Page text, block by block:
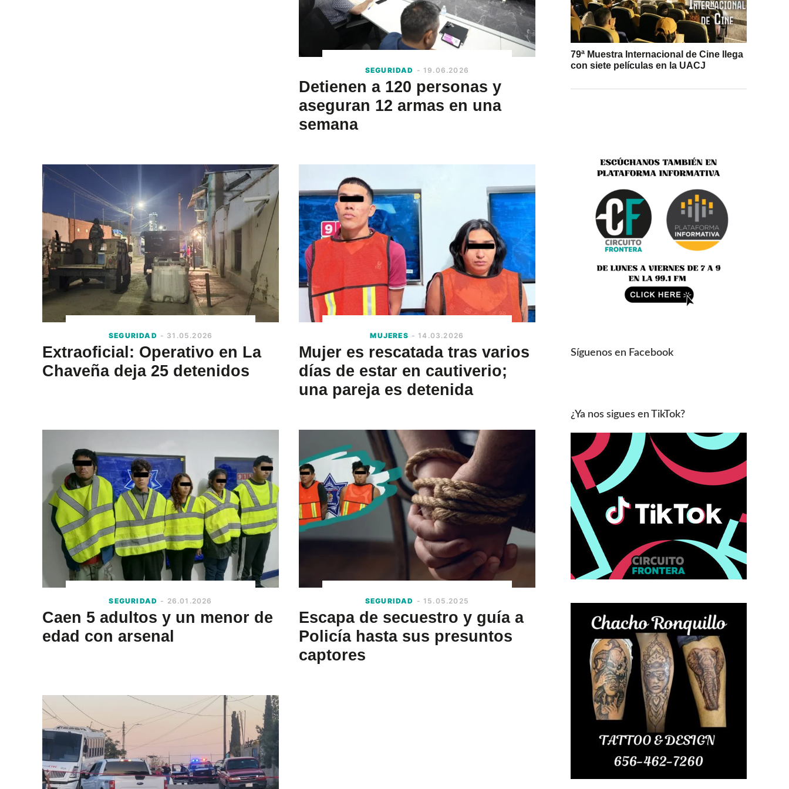
SEGURIDAD - 19.06.2026
Detienen a 120 personas y
aseguran 12 armas en una
semana
SEGURIDAD - 31.05.2026
Extraoficial: Operativo en La
Chaveña deja 25 detenidos
MUJERES - 14.03.2026
Mujer es rescatada tras varios
días de estar en cautiverio;
una pareja es detenida
SEGURIDAD - 26.01.2026
Caen 5 adultos y un menor de
edad con arsenal
SEGURIDAD - 15.05.2025
Escapa de secuestro y guía a
Policía hasta sus presuntos
captores
79ª Muestra Internacional de Cine llega
con siete películas en la UACJ
Síguenos en Facebook
¿Ya nos sigues en TikTok?